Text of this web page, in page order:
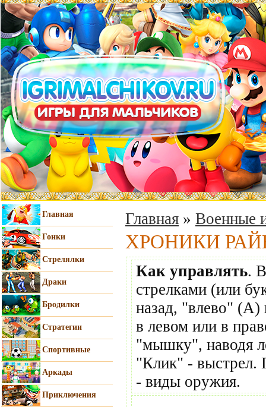
Главная
Гонки
Стрелялки
Драки
Бродилки
Стратегии
Спортивные
Аркады
Приключения
Главная » Военные
ХРОНИКИ
Как управлять.
стрелками (или
назад, "влево" (A)
в левом или в
"мышку", наводя
"Клик" - выстрел.
- виды оружия.